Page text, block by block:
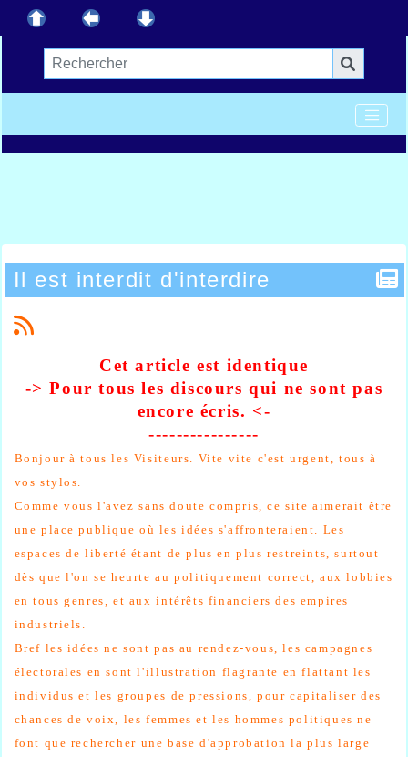
Il est interdit d'interdire
Cet article est identique
-> Pour tous les discours qui ne sont pas
encore écris. <-
----------------
Bonjour à tous les Visiteurs. Vite vite c'est urgent, tous à
vos stylos.
Comme vous l'avez sans doute compris, ce site aimerait être
une place publique où les idées s'affronteraient. Les
espaces de liberté étant de plus en plus restreints, surtout
dès que l'on se heurte au politiquement correct, aux lobbies
en tous genres, et aux intérêts financiers des empires
industriels.
Bref les idées ne sont pas au rendez-vous, les campagnes
électorales en sont l'illustration flagrante en flattant les
individus et les groupes de pressions, pour capitaliser des
chances de voix, les femmes et les hommes politiques ne
font que rechercher une base d'approbation la plus large